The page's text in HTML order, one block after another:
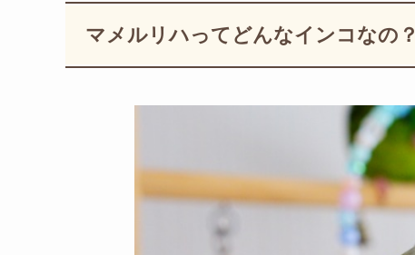
マメルリハってどんなインコなの？